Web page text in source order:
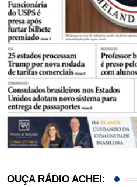
OUÇA RÁDIO ACHEI: